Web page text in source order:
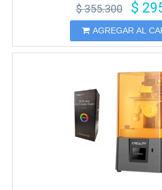
$ 355.300 $
AGREGAR AL